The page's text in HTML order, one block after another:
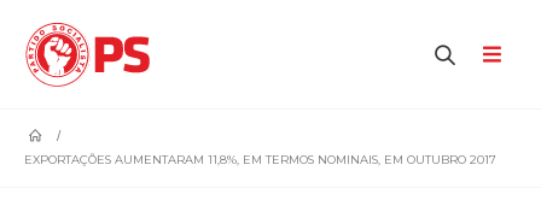
EXPORTAÇÕES AUMENTARAM 11,8%, EM TERMOS NOMINAIS, EM OUTUBRO 2017